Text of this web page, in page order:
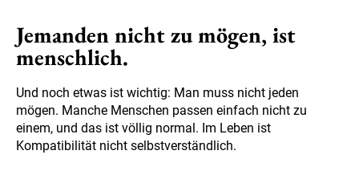
Jemanden nicht zu mögen, ist
menschlich.
Und noch etwas ist wichtig: Man muss nicht jeden
mögen. Manche Menschen passen einfach nicht zu
einem, und das ist völlig normal. Im Leben ist
Kompatibilität nicht selbstverständlich.